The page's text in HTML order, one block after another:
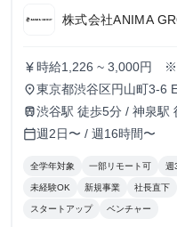
株式会社ANIMA
currency_yen 時給1,226 ~ 3,000円 ※
place東京都渋谷区円山町3-6
train渋谷駅 徒歩5分 / 神泉駅
calendar_today週2日〜 / 週16時間〜
全学年対象 一部リモート可 週
未経験OK 新規事業 社長直下
スタートアップ ベンチャー